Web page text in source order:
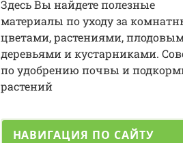
Здесь Вы найдете полезные
материалы по уходу за
цветами, растениями,
деревьями и кустарниками.
по удобрению почвы и
растений
НАВИГАЦИЯ ПО САЙТУ